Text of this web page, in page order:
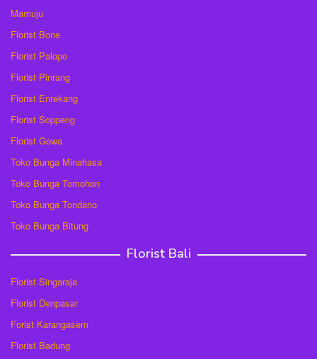
Mamuju
Florist Bone
Florist Palopo
Florist Pinrang
Florist Enrekang
Florist Soppeng
Florist Gowa
Toko Bunga Minahasa
Toko Bunga Tomohon
Toko Bunga Tondano
Toko Bunga Bitung
Florist Bali
Florist Singaraja
Florist Denpasar
Forist Karangasem
Florist Badung